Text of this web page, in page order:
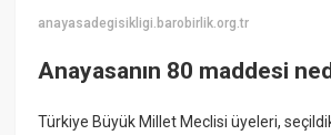
anayasadegisikligi.barobirlik.org.tr
Anayasanın 80 maddesi
Türkiye Büyük Millet Meclisi üyeleri,